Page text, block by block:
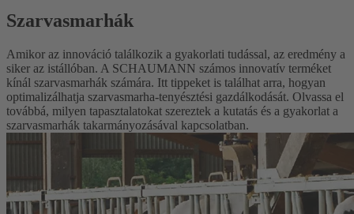
Szarvasmarhák
Amikor az innováció találkozik a gyakorlati tudással, az eredmény a
siker az istállóban. A SCHAUMANN számos innovatív terméket
kínál szarvasmarhák számára. Itt tippeket is találhat arra, hogyan
optimalizálhatja szarvasmarha-tenyésztési gazdálkodását. Olvassa el
továbbá, milyen tapasztalatokat szereztek a kutatás és a gyakorlat a
szarvasmarhák takarmányozásával kapcsolatban.